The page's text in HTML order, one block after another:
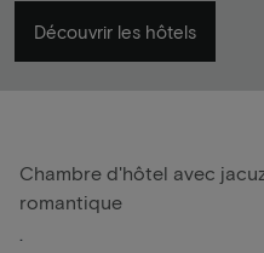
Découvrir les hôtels
Chambre d'hôtel avec
romantique